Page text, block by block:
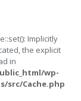
Implicitly
the explicit
in
wp-
src/Cache.php